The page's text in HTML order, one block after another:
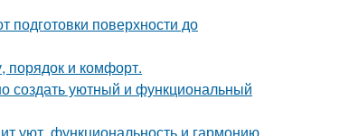
подготовки поверхности до
порядок и комфорт.
создать уютный и функциональный